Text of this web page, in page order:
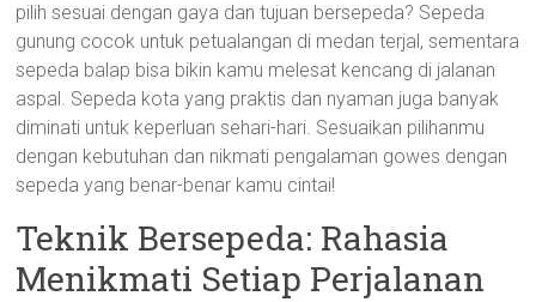
pilih sesuai dengan gaya dan tujuan bersepeda? Sepeda
gunung cocok untuk petualangan di medan terjal, sementara
sepeda balap bisa bikin kamu melesat kencang di jalanan
aspal. Sepeda kota yang praktis dan nyaman juga banyak
diminati untuk keperluan sehari-hari. Sesuaikan pilihanmu
dengan kebutuhan dan nikmati pengalaman gowes dengan
sepeda yang benar-benar kamu cintai!
Teknik Bersepeda: Rahasia
Menikmati Setiap Perjalanan